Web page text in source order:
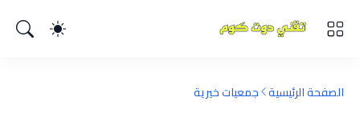
الصفحة الرئيسية جمعيات خيرية